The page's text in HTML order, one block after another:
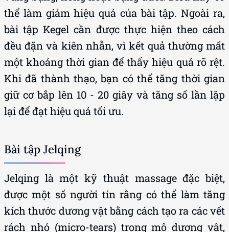
thể làm giảm hiệu quả của bài tập. Ngoài ra,
bài tập Kegel cần được thực hiện theo cách
đều đặn và kiên nhẫn, vì kết quả thường mất
một khoảng thời gian để thấy hiệu quả rõ rệt.
Khi đã thành thạo, bạn có thể tăng thời gian
giữ cơ bắp lên 10 - 20 giây và tăng số lần lặp
lại để đạt hiệu quả tối ưu.
Bài tập Jelqing
Jelqing là một kỹ thuật massage đặc biệt,
được một số người tin rằng có thể làm tăng
kích thước dương vật bằng cách tạo ra các vết
rách nhỏ (micro-tears) trong mô dương vật,